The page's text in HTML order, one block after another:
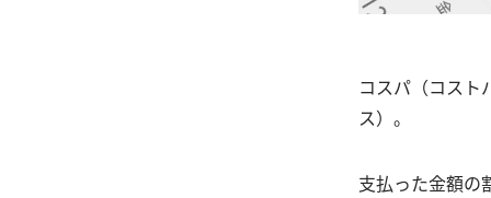
コスパ（コスト
ス）。
支払った金額の